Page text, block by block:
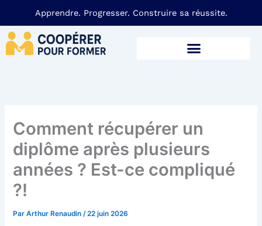
contenu
Apprendre. Progresser. Construire sa réussite.
Comment récupérer un
diplôme après plusieurs
années ? Est-ce compliqué
?!
ParArthur Renaudin /22 juin 2026